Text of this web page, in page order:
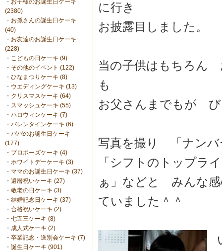
・ お子様のお誕生日ケーキ
(2380)
・ お孫さんの誕生日ケーキ
(40)
・ お友達のお誕生日ケーキ
(228)
・ こどもの日ケーキ (9)
・ その他のイベント (122)
・ ひなまつりケーキ (8)
・ ウエディングケーキ (13)
・ クリスマスケーキ (64)
・ スマッシュケーキ (55)
・ ハロウィンケーキ (7)
・ バレンタインケーキ (6)
・ パパのお誕生日ケーキ
(177)
・ プロポーズケーキ (4)
・ ホワイトデーケーキ (3)
・ ママのお誕生日ケーキ (37)
・ 還暦祝いケーキ (27)
・ 敬老の日ケーキ (3)
・ 結婚記念日ケーキ (37)
・ 合格祝いケーキ (2)
・ 七五三ケーキ (8)
・ 成人式ケーキ (2)
・ 卒業記念・送別会ケーキ (7)
・ 誕生日ケーキ (901)
に行き
お披露目しました。
当の子供はもちろん
も
お父さんまでもが
写真を撮り 「ナンバ
「シフトのトップラ
ぁ」などと みんな
ていました＾＾ゞ